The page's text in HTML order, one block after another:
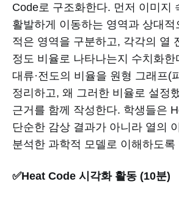
Code로 구조화한다. 먼저 이미지
활발하게 이동하는 영역과 상대적
적은 영역을 구분하고, 각각의 열
정도 비율로 나타나는지 수치화한
대류·전도의 비율을 원형 그래프(
정리하고, 왜 그러한 비율로 설정
근거를 함께 작성한다. 학생들은
단순한 감상 결과가 아니라 열의
분석한 과학적 모델로 이해하도록
✅Heat Code 시각화 활동 (10분)